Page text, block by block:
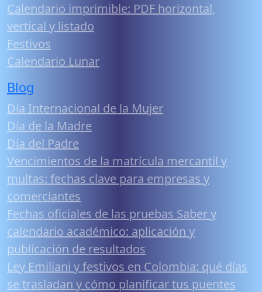
Calendario imprimible: PDF horizontal,
vertical y listado
Festivos
Calendario Lunar
Blog
Día Internacional de la Mujer
Día de la Madre
Día del Padre
Vencimientos de la matrícula mercantil y
multas: fechas clave para empresas y
comerciantes
Fechas oficiales de las pruebas Saber y
calendario académico: aplicación y
publicación de resultados
Ley Emiliani y festivos en Colombia: qué días
se trasladan y cómo planificar tus puentes